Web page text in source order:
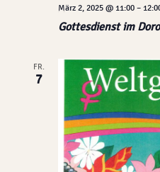
Gottesdienst im
März 2, 2025 @ 11:00–
FR.
7